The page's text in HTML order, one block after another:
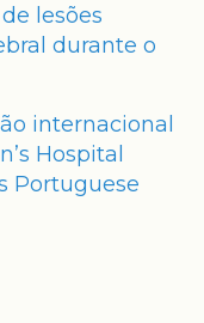
lesões
durante o
internacional
Hospital
Portuguese